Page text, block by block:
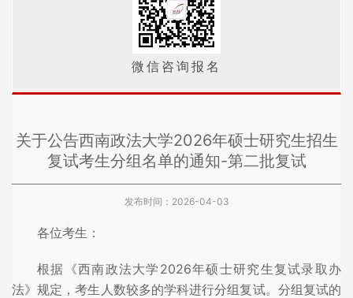
微信咨询报名
关于公告西南政法大学2026年硕士研究生招生
复试考生分组名单的通知-第二批复试
发布时间：2026-04-03
各位考生：
根据《西南政法大学2026年硕士研究生复试录取办
法》规定，考生人数较多的学科进行分组复试。分组复试的